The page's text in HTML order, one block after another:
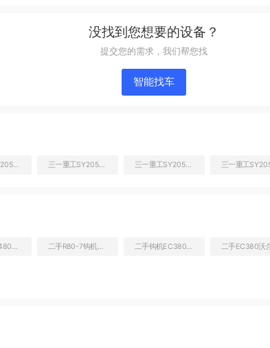
没找到您想要的设备？
提交您的需求，我们帮您找
智能找车
三一重工SY205C挖掘机 三一重工SY205C挖掘机 三一重工SY205C挖掘机